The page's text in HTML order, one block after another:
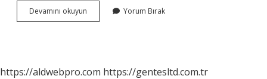
Devamını okuyun Kapsamlı
Planlama
Yorum Bırak
https://aldwebpro.com https://gentesltd.com.tr